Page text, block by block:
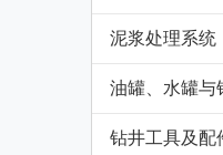
泥浆处理系统
油罐、水罐与
钻井工具及配